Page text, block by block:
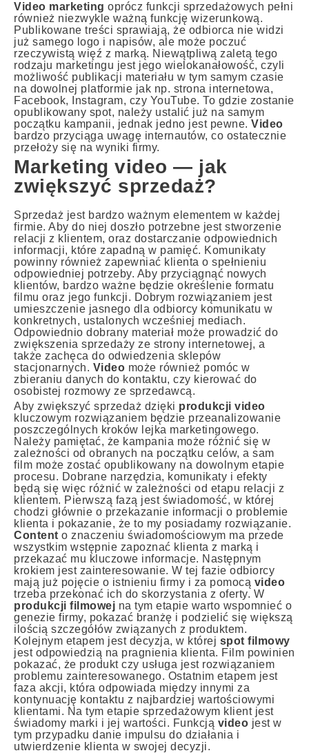
Video marketing oprócz funkcji sprzedażowych pełni
również niezwykle ważną funkcję wizerunkową.
Publikowane treści sprawiają, że odbiorca nie widzi
już samego logo i napisów, ale może poczuć
rzeczywistą więź z marką. Niewątpliwą zaletą tego
rodzaju marketingu jest jego wielokanałowość, czyli
możliwość publikacji materiału w tym samym czasie
na dowolnej platformie jak np. strona internetowa,
Facebook, Instagram, czy YouTube. To gdzie zostanie
opublikowany spot, należy ustalić już na samym
początku kampanii, jednak jedno jest pewne. Video
bardzo przyciąga uwagę internautów, co ostatecznie
przełoży się na wyniki firmy.
Marketing video — jak
zwiększyć sprzedaż?
Sprzedaż jest bardzo ważnym elementem w każdej
firmie. Aby do niej doszło potrzebne jest stworzenie
relacji z klientem, oraz dostarczanie odpowiednich
informacji, które zapadną w pamięć. Komunikaty
powinny również zapewniać klienta o spełnieniu
odpowiedniej potrzeby. Aby przyciągnąć nowych
klientów, bardzo ważne będzie określenie formatu
filmu oraz jego funkcji. Dobrym rozwiązaniem jest
umieszczenie jasnego dla odbiorcy komunikatu w
konkretnych, ustalonych wcześniej mediach.
Odpowiednio dobrany materiał może prowadzić do
zwiększenia sprzedaży ze strony internetowej, a
także zachęca do odwiedzenia sklepów
stacjonarnych. Video może również pomóc w
zbieraniu danych do kontaktu, czy kierować do
osobistej rozmowy ze sprzedawcą.
Aby zwiększyć sprzedaż dzięki produkcji video
kluczowym rozwiązaniem będzie przeanalizowanie
poszczególnych kroków lejka marketingowego.
Należy pamiętać, że kampania może różnić się w
zależności od obranych na początku celów, a sam
film może zostać opublikowany na dowolnym etapie
procesu. Dobrane narzędzia, komunikaty i efekty
będą się więc różnić w zależności od etapu relacji z
klientem. Pierwszą fazą jest świadomość, w której
chodzi głównie o przekazanie informacji o problemie
klienta i pokazanie, że to my posiadamy rozwiązanie.
Content o znaczeniu świadomościowym ma przede
wszystkim wstępnie zapoznać klienta z marką i
przekazać mu kluczowe informacje. Następnym
krokiem jest zainteresowanie. W tej fazie odbiorcy
mają już pojęcie o istnieniu firmy i za pomocą video
trzeba przekonać ich do skorzystania z oferty. W
produkcji filmowej na tym etapie warto wspomnieć o
genezie firmy, pokazać branżę i podzielić się większą
ilością szczegółów związanych z produktem.
Kolejnym etapem jest decyzja, w której spot filmowy
jest odpowiedzią na pragnienia klienta. Film powinien
pokazać, że produkt czy usługa jest rozwiązaniem
problemu zainteresowanego. Ostatnim etapem jest
faza akcji, która odpowiada między innymi za
kontynuację kontaktu z najbardziej wartościowymi
klientami. Na tym etapie sprzedażowym klient jest
świadomy marki i jej wartości. Funkcją video jest w
tym przypadku danie impulsu do działania i
utwierdzenie klienta w swojej decyzji.